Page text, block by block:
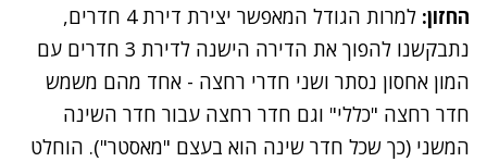
החזון:
למרות הגודל המאפשר יצירת דירת 4 חדרים,
נתבקשנו להפוך את הדירה הישנה לדירת 3 חדרים עם
המון אחסון נסתר ושני חדרי רחצה - אחד מהם משמש
חדר רחצה "כללי" וגם חדר רחצה עבור חדר השינה
המשני (כך שכל חדר שינה הוא בעצם "מאסטר"). הוחלט